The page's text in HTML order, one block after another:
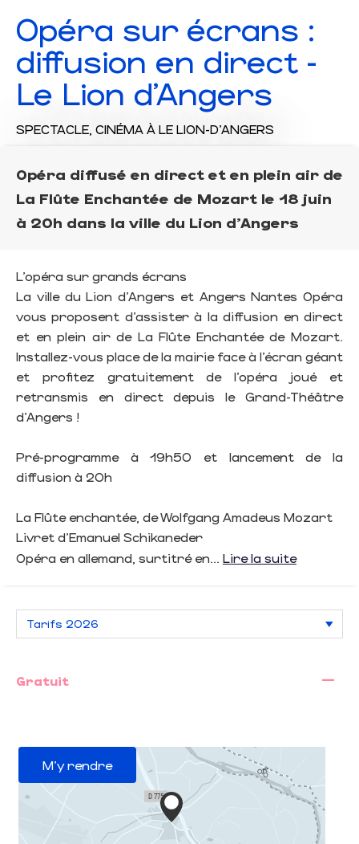
Opéra sur écrans :
diffusion en direct -
Le Lion d'Angers
SPECTACLE, CINÉMA À LE LION-D'ANGERS
Opéra diffusé en direct et en plein air de
La Flûte Enchantée de Mozart le 18 juin
à 20h dans la ville du Lion d'Angers
L’opéra sur grands écrans
La ville du Lion d’Angers et Angers Nantes Opéra
vous proposent d’assister à la diffusion en direct
et en plein air de La Flûte Enchantée de Mozart.
Installez-vous place de la mairie face à l’écran géant
et profitez gratuitement de l’opéra joué et
retransmis en direct depuis le Grand-Théâtre
d’Angers !
Pré-programme à 19h50 et lancement de la
diffusion à 20h
La Flûte enchantée, de Wolfgang Amadeus Mozart
Livret d’Emanuel Schikaneder
Opéra en allemand, surtitré en... Lire la suite
Gratuit —
M'y rendre